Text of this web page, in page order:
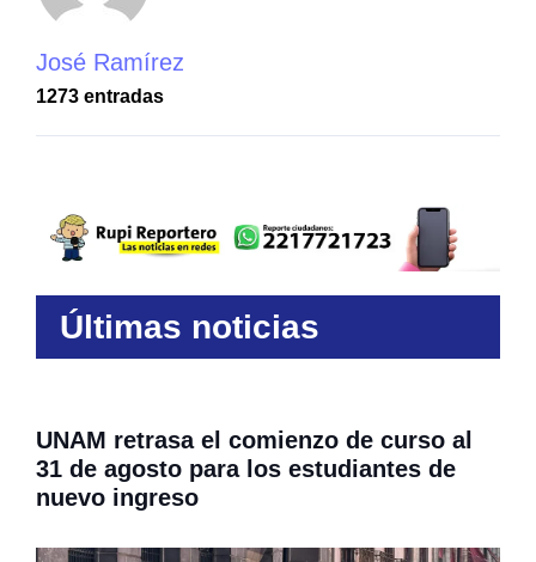
José Ramírez
1273 entradas
Últimas noticias
UNAM retrasa el comienzo de curso al
31 de agosto para los estudiantes de
nuevo ingreso